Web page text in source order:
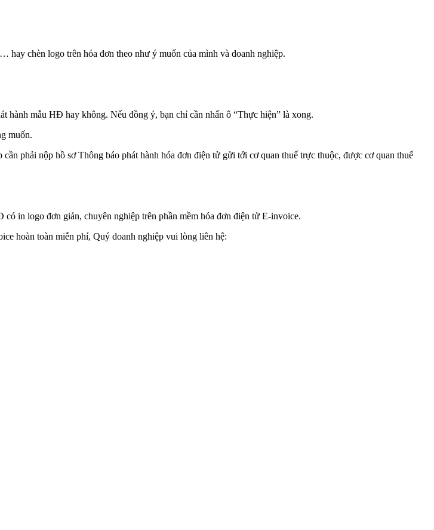
chèn logo trên hóa đơn theo như ý muốn của mình và doanh nghiệp.
hành mẫu HĐ hay không. Nếu đồng ý, bạn chỉ cần nhấn ô “Thực hiện” là xong.
muốn.
phải nộp hồ sơ Thông báo phát hành hóa đơn điện tử gửi tới cơ quan thuế trực thuộc, được cơ quan thuế
in logo đơn giản, chuyên nghiệp trên phần mềm hóa đơn điện tử E-invoice.
hoàn toàn miễn phí, Quý doanh nghiệp vui lòng liên hệ: